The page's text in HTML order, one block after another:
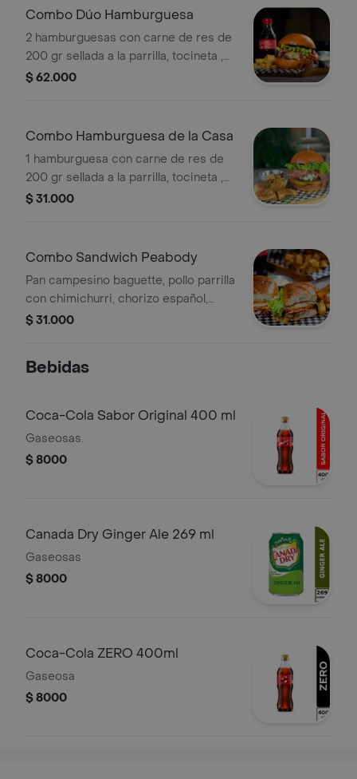
Combo Dúo Hamburguesa
2 hamburguesas con carne de res de
200 gr sellada a la parrilla, tocineta ,
queso, vegetales de temporada, pan
$ 62.000
Combo Hamburguesa de la Casa
1 hamburguesa con carne de res de
200 gr sellada a la parrilla, tocineta ,
queso, vegetales de temporada, pan
$ 31.000
Combo Sandwich Peabody
Pan campesino baguette, pollo parrilla
con chimichurri, chorizo español,
jamón de pavo, queso gouda,
acompañado de papas cascos y
$ 31.000
Bebidas
Coca-Cola Sabor Original 400 ml
Gaseosas.
$ 8000
Canada Dry Ginger Ale 269 ml
Gaseosas
$ 8000
Coca-Cola ZERO 400ml
Gaseosa
$ 8000